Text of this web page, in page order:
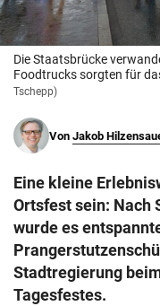
Muthgasse 2, 1190
Die Staatsbrücke
Foodtrucks sorgten für
Tschepp)
Von Jakob
Eine kleine
Ortsfest sein: Nach
wurde es
Stadtregierung
Tagesfestes.